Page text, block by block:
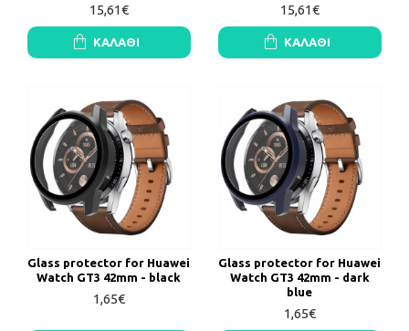
15,61€
ΚΑΛΆΘΙ
15,61€
ΚΑΛΆΘΙ
Glass protector for Huawei
Watch GT3 42mm - black
1,65€
Glass protector for Huawei
Watch GT3 42mm - dark
blue
1,65€